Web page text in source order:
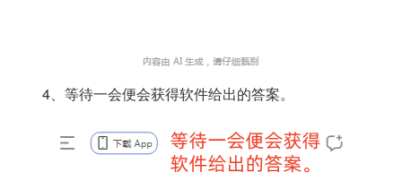
4、等待一会便会获得软件给出的答案。